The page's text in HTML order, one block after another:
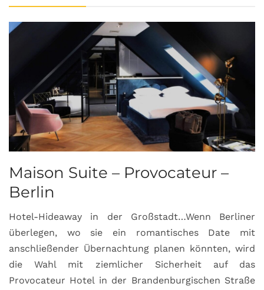
Maison Suite – Provocateur –
Berlin
Hotel-Hideaway in der Großstadt…Wenn Berliner
überlegen, wo sie ein romantisches Date mit
anschließender Übernachtung planen könnten, wird
die Wahl mit ziemlicher Sicherheit auf das
Provocateur Hotel in der Brandenburgischen Straße